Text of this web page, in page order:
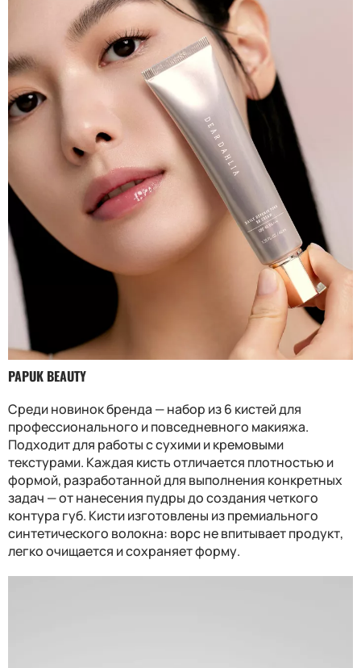
PAPUK BEAUTY
Среди новинок бренда — набор из 6 кистей для
профессионального и повседневного макияжа.
Подходит для работы с сухими и кремовыми
текстурами. Каждая кисть отличается плотностью и
формой, разработанной для выполнения конкретных
задач — от нанесения пудры до создания четкого
контура губ. Кисти изготовлены из премиального
синтетического волокна: ворс не впитывает продукт,
легко очищается и сохраняет форму.